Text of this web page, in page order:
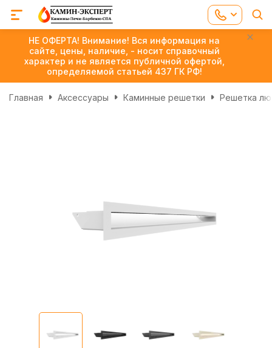
НЕ ОФЕРТА! Внимание! Вся информация на
сайте, цены, наличие, - носит справочный
характер и не является публичной офертой,
определяемой статьей 437 ГК РФ!
Главная Аксессуары Каминные решетки Решетка